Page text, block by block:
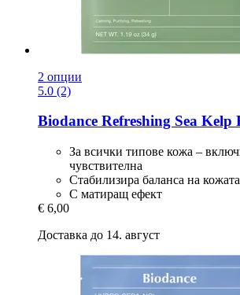
2 опции
5.0 (2)
Biodance Refreshing Sea Kelp
За всички типове кожа –
чувствителна
Стабилизира баланса на кожата
С матиращ ефект
€ 6,00
Доставка до 14. август